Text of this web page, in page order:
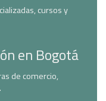
cursos y
en Bogotá
de comercio,